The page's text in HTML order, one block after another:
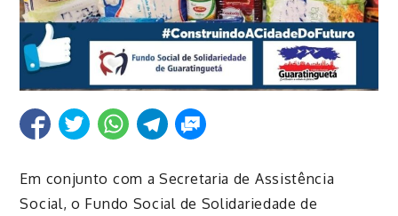
Em conjunto com a Secretaria de Assistência
Social, o Fundo Social de Solidariedade de